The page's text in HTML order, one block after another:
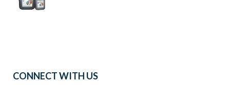
CONNECT WITH US